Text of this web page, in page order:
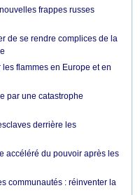
frappes russes
de se rendre complices de la
flammes en Europe et en
par une catastrophe
derrière les
accéléré du pouvoir après les
communautés : réinventer la